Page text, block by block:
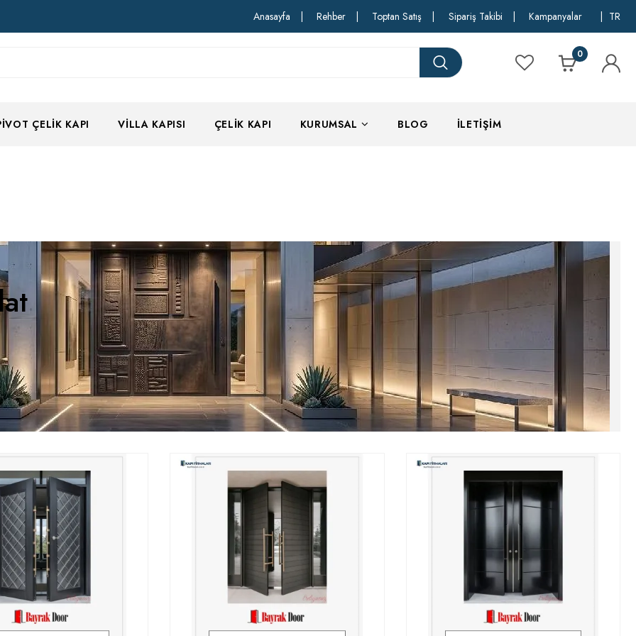
Anasayfa Rehber Toptan Satış Sipariş Takibi Kampanyalar TR
0
ÇELIK KAPI VILLA KAPISI ÇELIK KAPI KURUMSAL BLOG İLETIŞIM